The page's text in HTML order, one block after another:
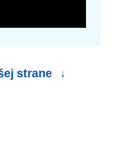
strane ↓